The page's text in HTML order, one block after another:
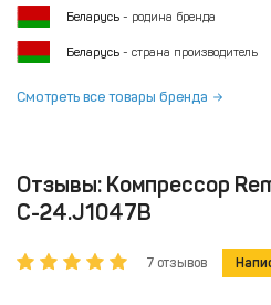
Беларусь - родина бренда
Беларусь - страна производитель
Смотреть все товары бренда
Отзывы: Компрессор
С-24.J1047B
7 отзывов